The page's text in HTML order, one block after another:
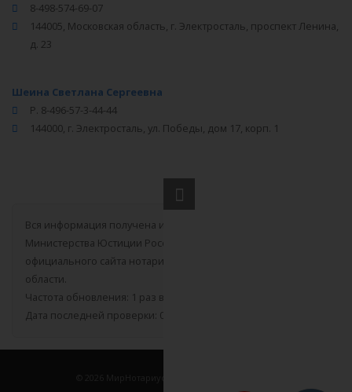
8-498-574-69-07
144005, Московская область, г. Электросталь, проспект Ленина,
д. 23
Шеина Светлана Сергеевна
Р. 8-496-57-3-44-44
144000, г. Электросталь, ул. Победы, дом 17, корп. 1
Вся информация получена из открытого реестра
Министерства Юстиции Российской Федерации и с
официального сайта нотариальной палаты Московской
области.
Частота обновления: 1 раз в неделю.
Дата последней проверки: 03.08.2026